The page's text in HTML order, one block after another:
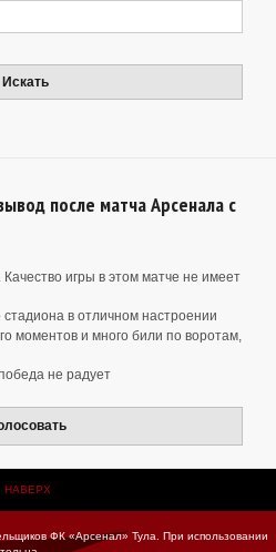
Искать
после матча Арсенала с
Качество игры в этом матче не имеет
в отличном настроении
моментов и много били по воротам,
не радует
НАВЕРХ
ФК «Арсенал» Тула.
При использовании